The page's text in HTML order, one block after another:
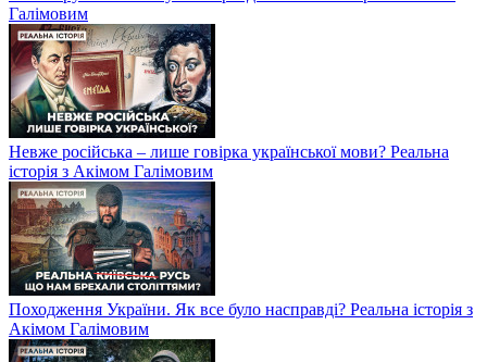
Галімовим
Невже російська – лише говірка української мови? Реальна
історія з Акімом Галімовим
Походження України. Як все було насправді? Реальна історія з
Акімом Галімовим